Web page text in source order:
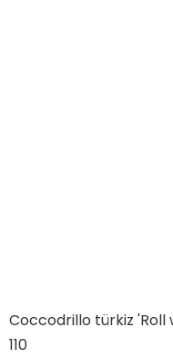
Coccodrillo türkiz 'Roll
110